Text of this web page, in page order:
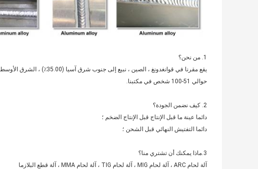
1. من نحن؟
حوالي 51-100 شخص في مكتبنا.
2. كيف نضمن الجودة؟
دائما عينة ما قبل الإنتاج قبل الإنتاج الضخم ؛
دائما التفتيش النهائي قبل الشحن ؛
3.ماذا يمكنك أن تشتري منا؟
آلة لحام ARC ، آلة لحام MIG ، آلة لحام TIG ، آلة لحام MMA ، آلة قطع البلازما